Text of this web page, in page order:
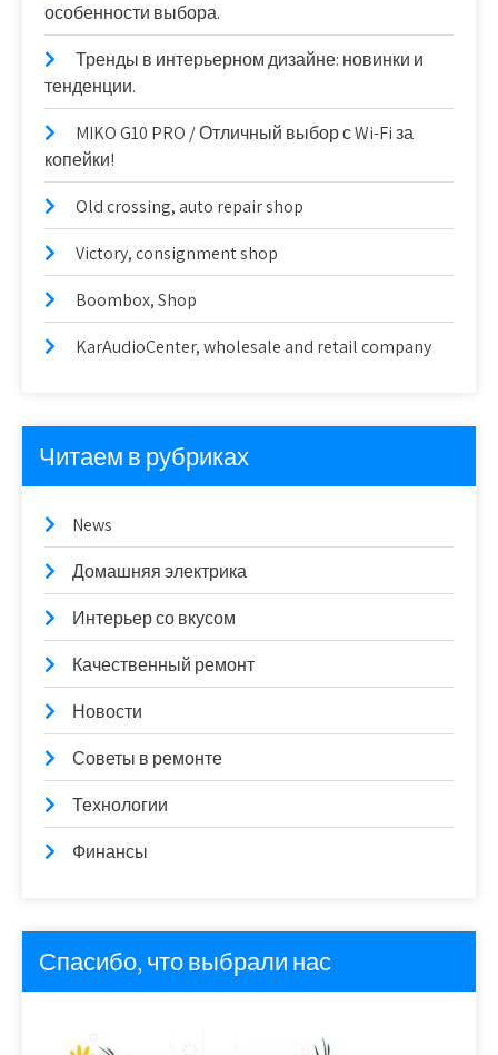
особенности выбора.
Тренды в интерьерном дизайне: новинки и
тенденции.
MIKO G10 PRO / Отличный выбор с Wi-Fi за
копейки!
Old crossing, auto repair shop
Victory, consignment shop
Boombox, Shop
KarAudioCenter, wholesale and retail company
Читаем в рубриках
News
Домашняя электрика
Интерьер со вкусом
Качественный ремонт
Новости
Советы в ремонте
Технологии
Финансы
Спасибо, что выбрали нас